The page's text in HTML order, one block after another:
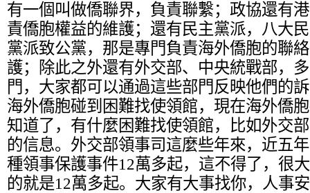
有一個叫做僑聯界，負責聯繫；政協還有
責僑胞權益的維護；還有民主黨派，八大
黨派致公黨，那是專門負責海外僑胞的聯
護；除此之外還有外交部、中央統戰部，
門，大家都可以通過這些部門反映他們的
海外僑胞碰到困難找使領館，現在海外僑
知道了，有什麼困難找使領館，比如外交
的信息。外交部領事司這麼些年來，近五
種領事保護事件12萬多起，這不得了，很
的就是12萬多起。大家有大事找你，人事